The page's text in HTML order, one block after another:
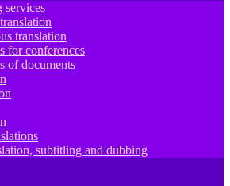
services
translation
for conferences
of documents
subtitling and dubbing